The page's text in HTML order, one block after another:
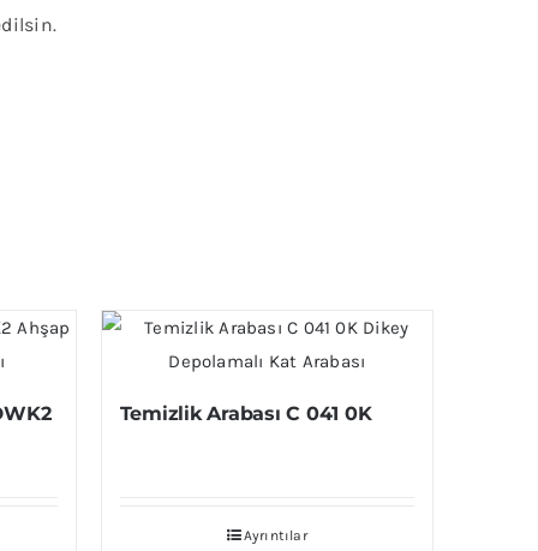
Temizlik Arabası C 041 0K
Ayrıntılar